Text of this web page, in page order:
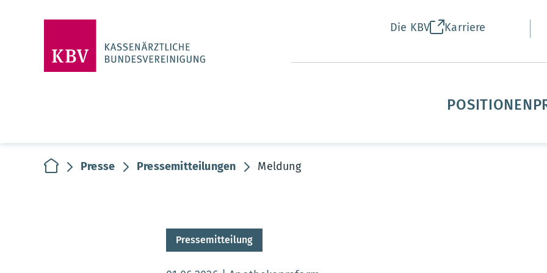
Die KBV Karriere
POSITIONEN
zur Startseite
Presse Pressemitteilungen Meldung
Pressemitteilung